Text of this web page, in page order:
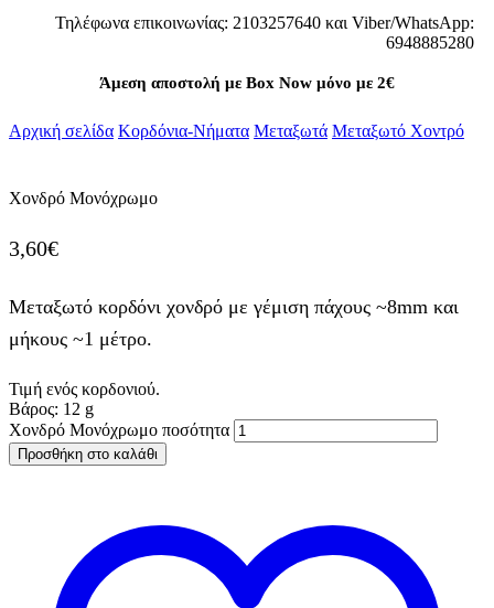
Τηλέφωνα επικοινωνίας: 2103257640 και Viber/WhatsApp:
6948885280
Άμεση αποστολή με Box Now μόνο με 2€
Αρχική σελίδα Κορδόνια-Νήματα Μεταξωτά Μεταξωτό Χοντρό
Χονδρό Μονόχρωμο
3,60€
Μεταξωτό κορδόνι χονδρό με γέμιση πάχους ~8mm και
μήκους ~1 μέτρο.
Τιμή ενός κορδονιού.
Βάρος: 12 g
Χονδρό Μονόχρωμο ποσότητα
Προσθήκη στο καλάθι